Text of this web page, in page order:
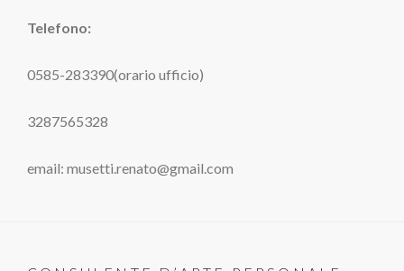
Telefono:
0585-283390(orario ufficio)
3287565328
email: musetti.renato@gmail.com